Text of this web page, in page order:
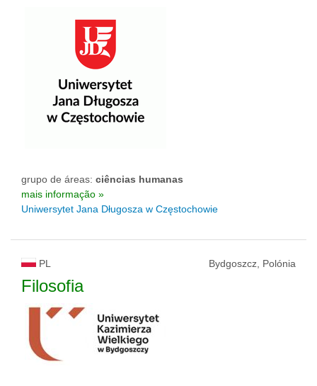
grupo de áreas: ciências humanas
mais informação »
Uniwersytet Jana Długosza w Częstochowie
PL Bydgoszcz, Polónia
Filosofia